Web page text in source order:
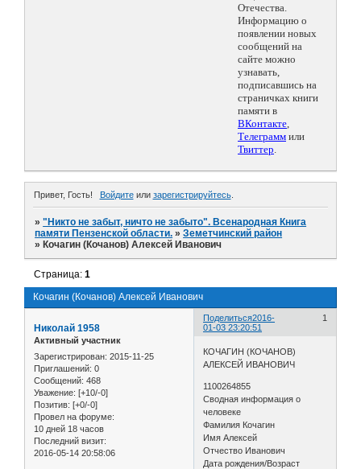
Отечества.
Информацию о
появлении новых
сообщений на
сайте можно
узнавать,
подписавшись на
страничках книги
памяти в
ВКонтакте,
Телеграмм или
Твиттер.
Привет, Гость! Войдитеили зарегистрируйтесь.
»"Никто не забыт, ничто не забыто". Всенародная Книга
памяти Пензенской области. »Земетчинский район
» Кочагин (Кочанов) Алексей Иванович
Кочагин (Кочанов) Алексей Иванович
Страница:1
Поделиться 1
2016-
01-03 23:20:51
Николай 1958
Активный участник
Зарегистрирован: 2015-11-25
Приглашений: 0
Сообщений: 468
Уважение: [+10/-0]
Позитив: [+0/-0]
Провел на форуме:
10 дней 18 часов
Последний визит:
2016-05-14 20:58:06
КОЧАГИН (КОЧАНОВ)
АЛЕКСЕЙ ИВАНОВИЧ
1100264855
Сводная информация о
человеке
Фамилия Кочагин
Имя Алексей
Отчество Иванович
Дата рождения/Возраст